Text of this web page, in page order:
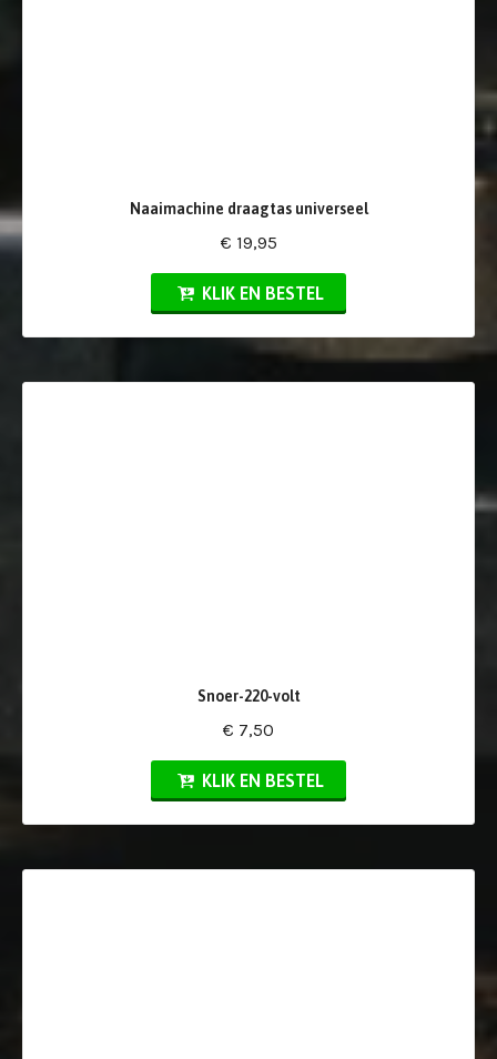
Naaimachine draagtas universeel
€ 19,95
KLIK EN BESTEL
Snoer-220-volt
€ 7,50
KLIK EN BESTEL